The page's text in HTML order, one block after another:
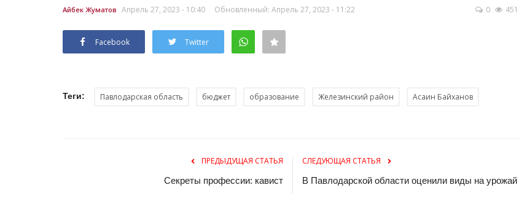
Айбек Жуматов Апрель 27, 2023 - 10:40 Обновленный: Апрель 27, 2023 - 11:22 0 451
Facebook Twitter
Теги: Павлодарская область бюджет образование Железинский район Асаин Байханов
ПРЕДЫДУЩАЯ СТАТЬЯ
Секреты профессии: кавист
СЛЕДУЮЩАЯ СТАТЬЯ
В Павлодарской области оценили виды на урожай